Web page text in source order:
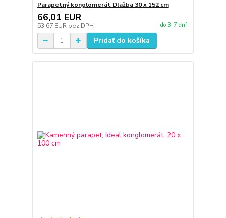
Parapetný konglomerát Dlažba 30 x 152 cm
66,01 EUR
53,67 EUR bez DPH do 3-7 dní
Pridať do košíka